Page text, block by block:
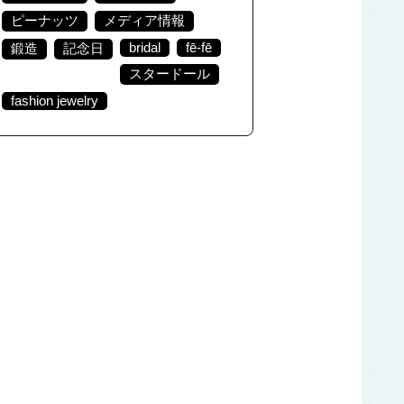
ピーナッツ
メディア情報
鍛造
記念日 bridal
fē-fē
スタードール
fashion jewelry